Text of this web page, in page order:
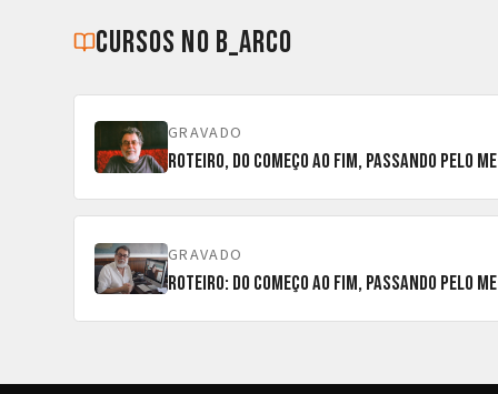
cursos no b_arco
GRAVADO
GRAVADO
Roteiro: do começo ao fim, passando pelo